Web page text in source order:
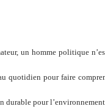
un homme politique
quotidien pour faire
pour